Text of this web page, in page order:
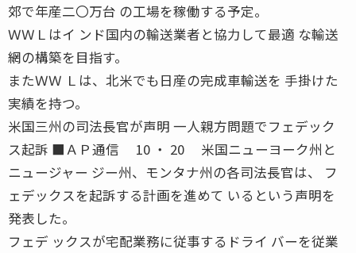
郊で年産二〇万台 の工場を稼働する予定。
ＷＷＬはイ ンド国内の輸送業者と協力して最適 な輸送
網の構築を目指す。
またＷＷ Ｌは、北米でも日産の完成車輸送を 手掛けた
実績を持つ。
米国三州の司法長官が声明 一人親方問題でフェデック
ス起訴 ■ＡＰ通信 10 ・ 20 米国ニューヨーク州と
ニュージャー ジー州、モンタナ州の各司法長官は、 フ
ェデックスを起訴する計画を進めて いるという声明を
発表した。
フェデ ックスが宅配業務に従事するドライ バーを従業